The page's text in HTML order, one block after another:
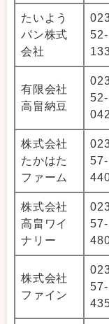
たいよう
パン株式
会社
52-
有限会社
高畠納豆
52-
株式会社
たかはた
ファーム
57-
株式会社
高畠ワイ
ナリー
57-
株式会社
ファイン
57-